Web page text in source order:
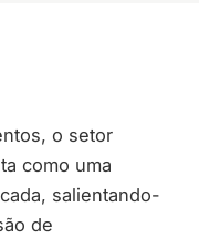
o setor
como uma
salientando-
de